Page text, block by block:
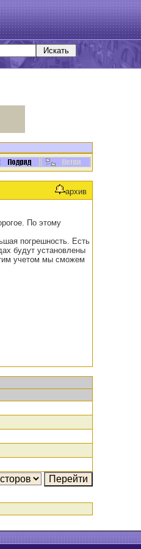
архив
По этому
погрешность. Есть
будут установлены
учетом мы сможем